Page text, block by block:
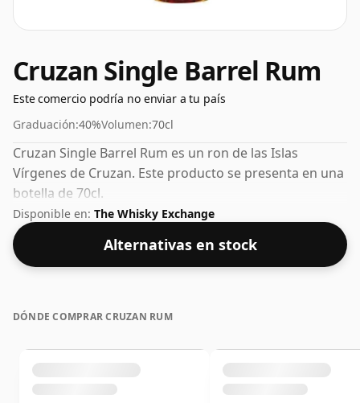
Cruzan Single Barrel Rum
Este comercio podría no enviar a tu país
Graduación:40%Volumen:70cl
Cruzan Single Barrel Rum es un ron de las Islas
Vírgenes de Cruzan. Este producto se presenta en una
botella de 70cl.
Disponible en: The Whisky Exchange
Alternativas en stock
DÓNDE COMPRAR CRUZAN RUM